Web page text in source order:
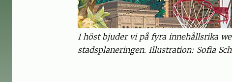
I höst bjuder vi på fyra innehållsrika
stadsplaneringen. Illustration: Sofia